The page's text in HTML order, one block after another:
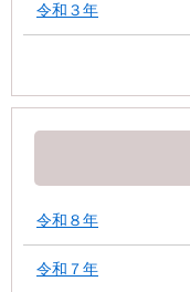
令和３年
令和８年
令和７年